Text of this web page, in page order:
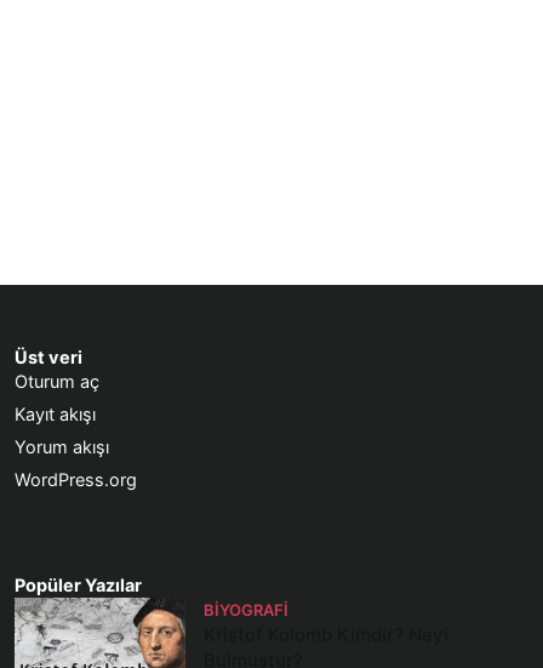
Üst veri
Oturum aç
Kayıt akışı
Yorum akışı
WordPress.org
Popüler Yazılar
BIYOGRAFI